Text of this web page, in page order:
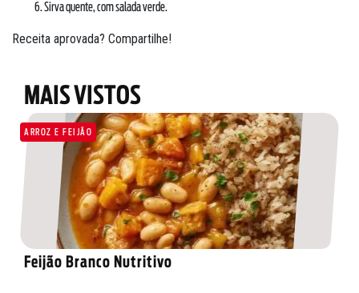
DOWNLOADS
TRABALHE CONOSCO
OUVIDORIA
Sirva quente, com salada verde.
Receita aprovada? Compartilhe!
MAIS VISTOS
ARROZ E FEIJÃO
Feijão Branco Nutritivo